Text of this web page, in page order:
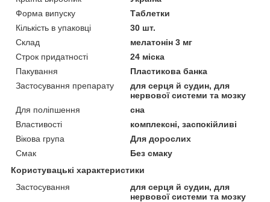
Форма випуску
Таблетки
Кількість в упаковці
30 шт.
Склад
мелатонін 3 мг
Строк придатності
24 міска
Пакування
Пластикова банка
Застосування препарату
для серця й судин, для
нервової системи та мозку
Для поліпшення
сна
Властивості
комплексні, заспокійливі
Вікова група
Для дорослих
Смак
Без смаку
Користувацькі характеристики
Застосування
для серця й судин, для
нервової системи та мозку